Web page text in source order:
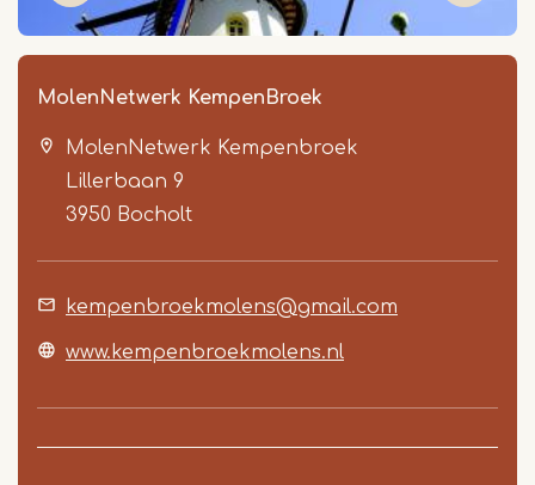
MolenNetwerk KempenBroek
MolenNetwerk Kempenbroek
Lillerbaan 9
3950 Bocholt
kempenbroekmolens@gmail.com
www.kempenbroekmolens.nl
Item